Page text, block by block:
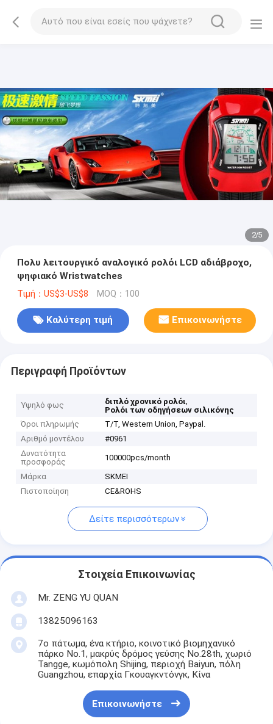
2/5
Πολυ λειτουργικό αναλογικό ρολόι LCD αδιάβροχο,
ψηφιακό Wristwatches
Τιμή：US$3-US$8 MOQ：100
Καλύτερη τιμή Επικοινωνήστε
Περιγραφή Προϊόντων
Υψηλό φως διπλό χρονικό ρολόι,
Ρολόι των οδηγήσεων σιλικόνης
Όροι πληρωμής
T/T, Western Union, Paypal.
Αριθμό μοντέλου
#0961
Δυνατότητα
προσφοράς
100000pcs/month
Μάρκα
SKMEI
Πιστοποίηση
CE&ROHS
Δείτε περισσότερων
Στοιχεία Επικοινωνίας
Mr. ZENG YU QUAN
13825096163
7ο πάτωμα, ένα κτήριο, κοινοτικό βιομηχανικό
πάρκο No.1, μακρύς δρόμος γεύσης No.28th, χωριό
Tangge, κωμόπολη Shijing, περιοχή Baiyun, πόλη
Guangzhou, επαρχία Γκουαγκντόνγκ, Κίνα
Επικοινωνήστε